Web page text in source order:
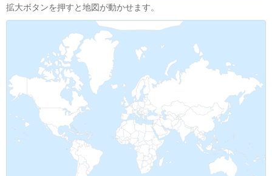
拡大ボタンを押すと地図が動かせます。